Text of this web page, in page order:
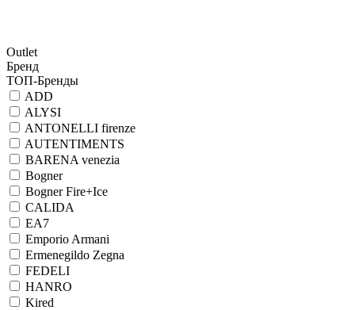
Outlet
Бренд
ТОП-Бренды
ADD
ALYSI
ANTONELLI firenze
AUTENTIMENTS
BARENA venezia
Bogner
Bogner Fire+Ice
CALIDA
EA7
Emporio Armani
Ermenegildo Zegna
FEDELI
HANRO
Kired